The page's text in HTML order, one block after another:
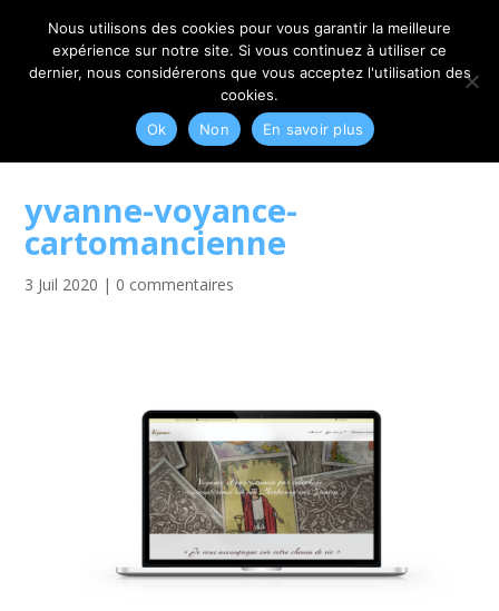
06 79 42 10 00 CONTACT@MYRIAM-CORBET.NET
yvanne-voyance-
cartomancienne
3 Juil 2020 | 0 commentaires
Nous utilisons des cookies pour vous garantir la meilleure
expérience sur notre site. Si vous continuez à utiliser ce
dernier, nous considérerons que vous acceptez l'utilisation des
cookies.
Ok
Non En savoir plus